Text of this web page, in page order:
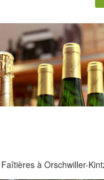
à Orschwiller-